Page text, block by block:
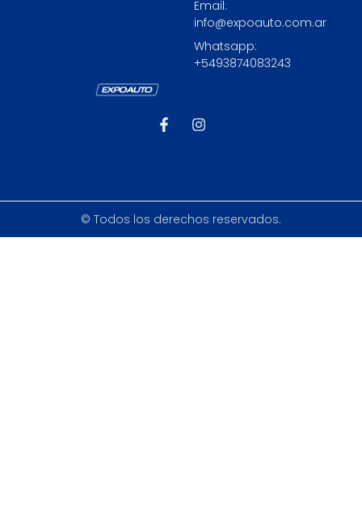
Email:
info@expoauto.com.ar
Whatsapp:
+5493874083243
© Todos los derechos reservados.